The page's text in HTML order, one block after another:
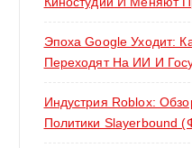
Эпоха Google Уходит:
Переходят На ИИ И
Индустрия Roblox:
Политики Slayerbound